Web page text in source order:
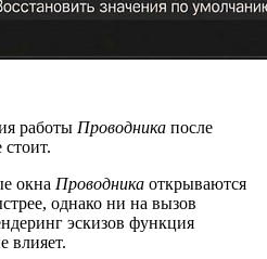
работы Проводника после
окна Проводника открываются
однако ни на вызов
эскизов функция
влияет.